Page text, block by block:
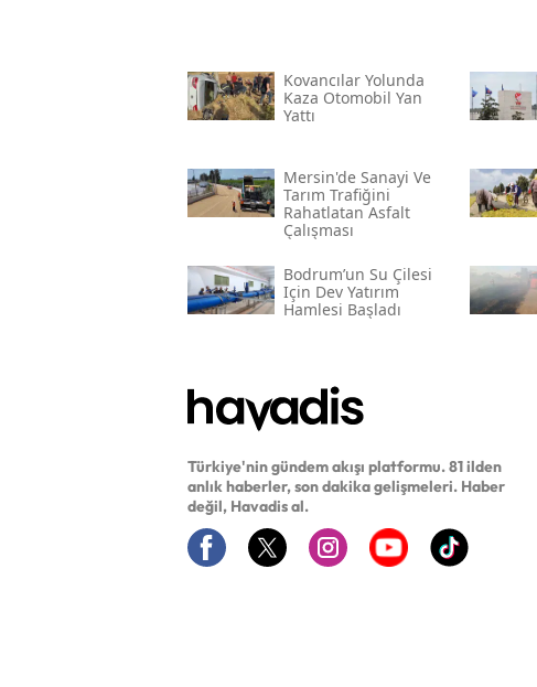
Kovancılar Yolunda
Kaza Otomobil Yan
Yattı
Mersin'de Sanayi Ve
Tarım Trafiğini
Rahatlatan Asfalt
Çalışması
Bodrum’un Su Çilesi
Için Dev Yatırım
Hamlesi Başladı
Türkiye'nin gündem akışı platformu. 81 ilden
anlık haberler, son dakika gelişmeleri. Haber
değil, Havadis al.